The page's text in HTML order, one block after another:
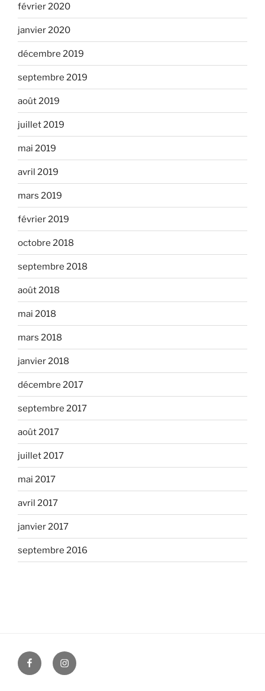
février 2020
janvier 2020
décembre 2019
septembre 2019
août 2019
juillet 2019
mai 2019
avril 2019
mars 2019
février 2019
octobre 2018
septembre 2018
août 2018
mai 2018
mars 2018
janvier 2018
décembre 2017
septembre 2017
août 2017
juillet 2017
mai 2017
avril 2017
janvier 2017
septembre 2016
facebookinstagram